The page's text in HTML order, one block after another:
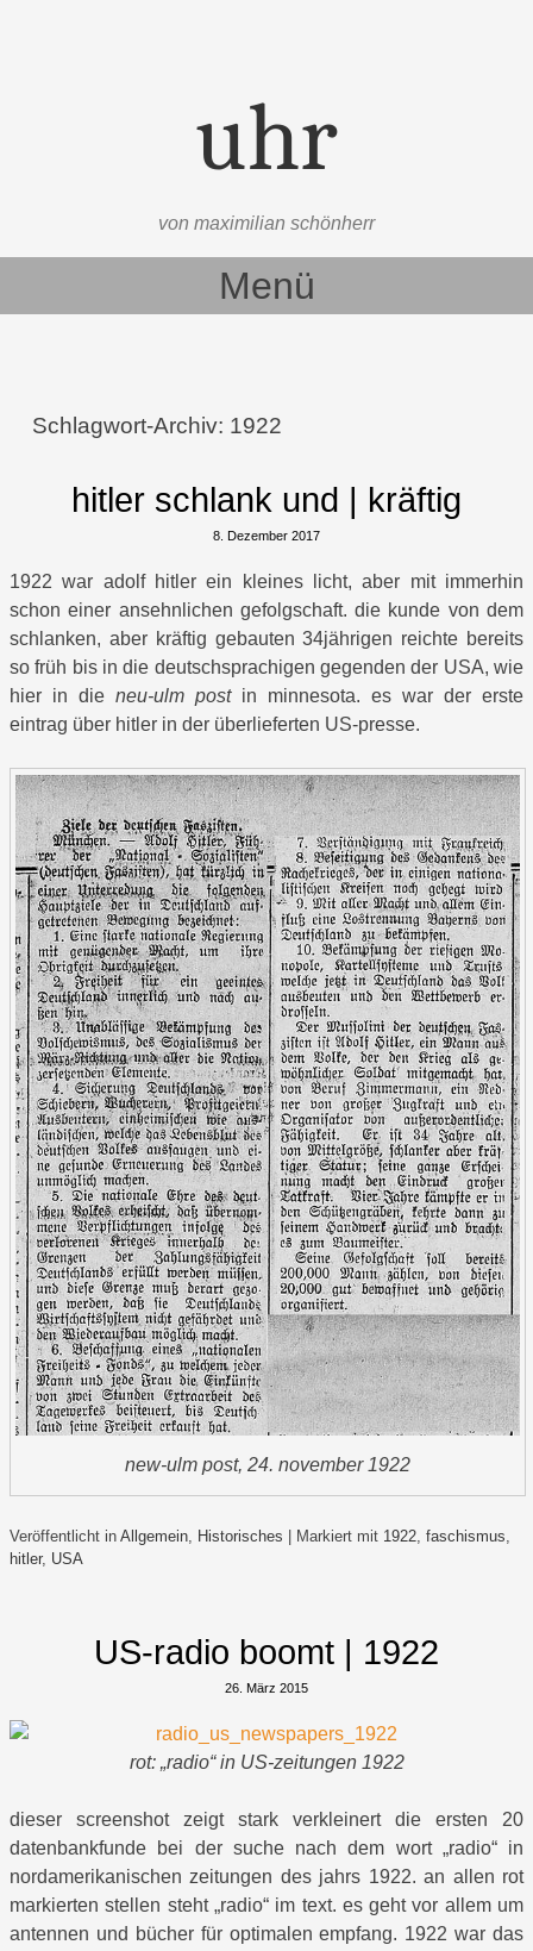
uhr
von maximilian schönherr
Menü
Schlagwort-Archiv: 1922
hitler schlank und | kräftig
8. Dezember 2017
1922 war adolf hitler ein kleines licht, aber mit immerhin
schon einer ansehnlichen gefolgschaft. die kunde von dem
schlanken, aber kräftig gebauten 34jährigen reichte bereits
so früh bis in die deutschsprachigen gegenden der USA, wie
hier in die neu-ulm postin minnesota. es war der erste
eintrag über hitler in der überlieferten US-presse.
new-ulm post, 24. november 1922
Veröffentlicht in Allgemein Historisches Markiert mit 1922 faschismus
hitler, USA
US-radio boomt | 1922
26. März 2015
rot: „radio“ in US-zeitungen 1922
dieser screenshot zeigt stark verkleinert die ersten 20
datenbankfunde bei der suche nach dem wort „radio“ in
nordamerikanischen zeitungen des jahrs 1922. an allen rot
markierten stellen steht „radio“ im text. es geht vor allem um
antennen und bücher für optimalen empfang. 1922 war das